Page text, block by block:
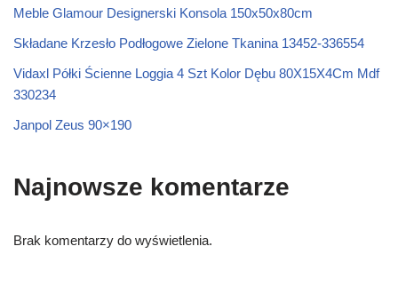
Meble Glamour Designerski Konsola 150x50x80cm
Składane Krzesło Podłogowe Zielone Tkanina 13452-336554
Vidaxl Półki Ścienne Loggia 4 Szt Kolor Dębu 80X15X4Cm Mdf
330234
Janpol Zeus 90×190
Najnowsze komentarze
Brak komentarzy do wyświetlenia.